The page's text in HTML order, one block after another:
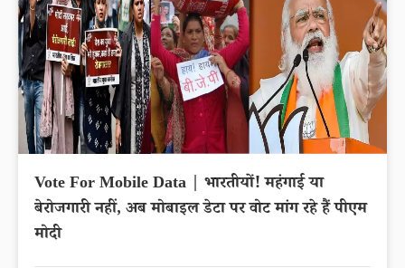
Vote For Mobile Data | भारतीयों! महंगाई या
बेरोजगारी नहीं, अब मोबाइल डेटा पर वोट मांग रहे हैं पीएम
मोदी